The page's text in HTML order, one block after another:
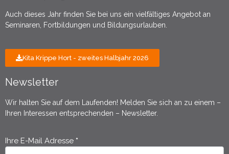
Auch dieses Jahr finden Sie bei uns ein vielfältiges Angebot an
Seminaren, Fortbildungen und Bildungsurlauben.
Kita Krippe Hort - zweites Halbjahr 2026
Newsletter
Wir halten Sie auf dem Laufenden! Melden Sie sich an zu einem –
Ihren Interessen entsprechenden – Newsletter.
Newsletter
Ihre E-Mail Adresse *